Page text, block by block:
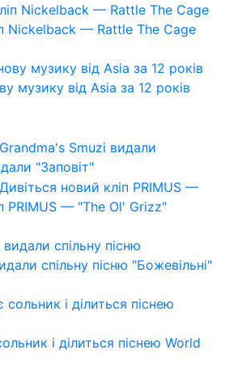
Nickelback — Rattle The Cage
музику від Asia за 12 років
"Заповіт"
PRIMUS — "The Ol' Grizz"
спільну пісню "Божевільні"
і ділиться піснею World